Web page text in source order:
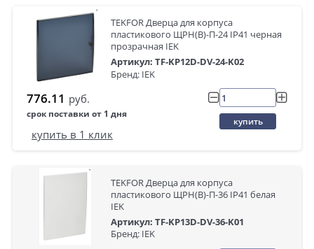
TEKFOR Дверца для корпуса
пластикового ЩРН(В)-П-24 IP41 черная
прозрачная IEK
Артикул: TF-KP12D-DV-24-K02
Бренд: IEK
776.11 руб.
срок поставки от 1 дня
купить
купить в 1 клик
TEKFOR Дверца для корпуса
пластикового ЩРН(В)-П-36 IP41 белая
IEK
Артикул: TF-KP13D-DV-36-K01
Бренд: IEK